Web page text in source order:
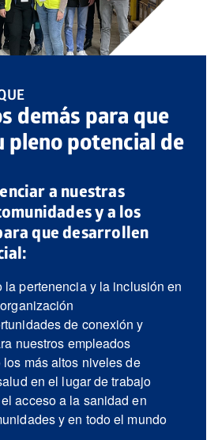
demás para que
pleno potencial de
a nuestras
y a los
que desarrollen
la pertenencia y la inclusión en
de conexión y
nuestros empleados
más altos niveles de
en el lugar de trabajo
acceso a la sanidad en
y en todo el mundo